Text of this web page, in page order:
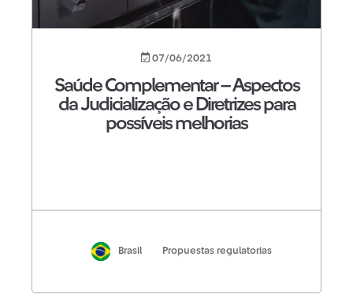
07/06/2021
Saúde Complementar – Aspectos
da Judicialização e Diretrizes para
possíveis melhorias
Brasil Propuestas regulatorias